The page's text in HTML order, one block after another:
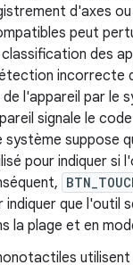
d'axes
peut
des
incorrecte
l'appareil par le
signale le
système suppose
pour indiquer si
indiquer que l'outil
la plage et en